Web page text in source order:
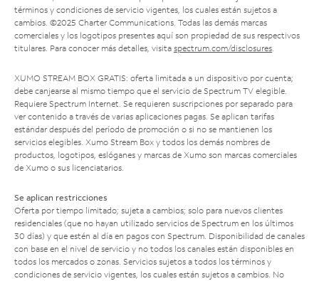
términos y condiciones de servicio vigentes, los cuales están sujetos a
cambios. ©2025 Charter Communications. Todas las demás marcas
comerciales y los logotipos presentes aquí son propiedad de sus respectivos
titulares. Para conocer más detalles, visita spectrum.com/disclosures.
XUMO STREAM BOX GRATIS: oferta limitada a un dispositivo por cuenta;
debe canjearse al mismo tiempo que el servicio de Spectrum TV elegible.
Requiere Spectrum Internet. Se requieren suscripciones por separado para
ver contenido a través de varias aplicaciones pagas. Se aplican tarifas
estándar después del período de promoción o si no se mantienen los
servicios elegibles. Xumo Stream Box y todos los demás nombres de
productos, logotipos, eslóganes y marcas de Xumo son marcas comerciales
de Xumo o sus licenciatarios.
Se aplican restricciones
Oferta por tiempo limitado; sujeta a cambios; solo para nuevos clientes
residenciales (que no hayan utilizado servicios de Spectrum en los últimos
30 días) y que estén al día en pagos con Spectrum. Disponibilidad de canales
con base en el nivel de servicio y no todos los canales están disponibles en
todos los mercados o zonas. Servicios sujetos a todos los términos y
condiciones de servicio vigentes, los cuales están sujetos a cambios. No